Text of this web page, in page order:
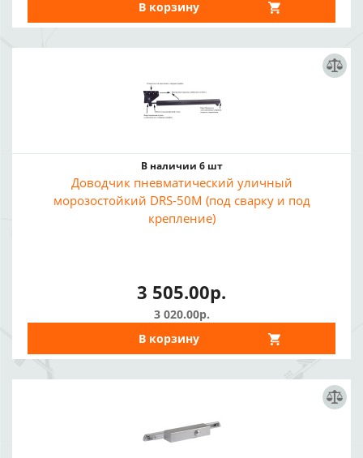
В корзину
В наличии 6 шт
Доводчик пневматический уличный
морозостойкий DRS-50M (под сварку и под
крепление)
3 505.00р.
3 020.00р.
В корзину